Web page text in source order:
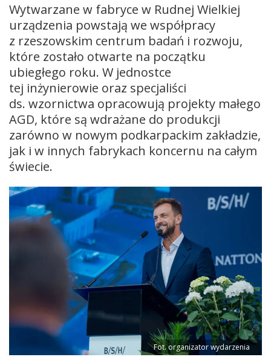
Wytwarzane w fabryce w Rudnej Wielkiej
urządzenia powstają we współpracy
z rzeszowskim centrum badań i rozwoju,
które zostało otwarte na początku
ubiegłego roku. W jednostce
tej inżynierowie oraz specjaliści
ds. wzornictwa opracowują projekty małego
AGD, które są wdrażane do produkcji
zarówno w nowym podkarpackim zakładzie,
jak i w innych fabrykach koncernu na całym
świecie.
Fot. organizator wydarzenia